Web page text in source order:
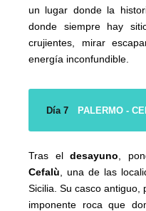
un lugar donde la
donde siempre hay
crujientes, mirar
energía inconfundible.
Día 7 PALERMO -
Tras eldesayuno ,
Cefalù , una de las
Sicilia. Su casco antiguo,
imponente roca que